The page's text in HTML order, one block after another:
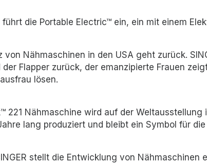
führt die Portable Electric™ ein, ein mit einem
von Nähmaschinen in den USA geht zurück.
Flapper zurück, der emanzipierte Frauen
lösen.
221 Nähmaschine wird auf der
lang produziert und bleibt ein Symbol für die
stellt die Entwicklung von Nähmaschinen